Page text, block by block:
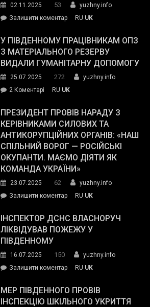
02.11.2025 53
yuzhny.info
Залишити коментарon
завойовує
симпатії
виборців
The
Street
Journal.
RU UK
У ПІВДЕННОМУ ПРАЦІВНИКАМ ОПЗ
З МАТЕРІАЛЬНОГО РЕЗЕРВУ
ВИДАЛИ ГУМАНІТАРНУ ДОПОМОГУ
25.07.2025 272
yuzhny.info
2 Коментарі
Південному
працівникам
ОПЗ
з
матеріального
резерву
гуманітарну
допомогу
RU UK
ПРЕЗИДЕНТ ПРОВІВ НАРАДУ З
КЕРІВНИКАМИ СИЛОВИХ ТА
АНТИКОРУПЦІЙНИХ ОРГАНІВ: «НАШ
СПІЛЬНИЙ ВОРОГ — РОСІЙСЬКІ
ОКУПАНТИ. МАЄМО ДІЯТИ ЯК
КОМАНДА УКРАЇНИ»
23.07.2025 62
yuzhny.info
Залишити коментарon
провів
нараду
силових
та
органів:
«Наш
RU UK
ІНСПЕКТОР ДСНС ВЛАСНОРУЧ
ЛІКВІДУВАВ ПОЖЕЖУ У
ПІВДЕННОМУ
16.07.2025 150
yuzhny.info
Залишити коментарon
ДСНС
власноруч
RU UK
МЕР ПІВДЕННОГО ПРОВІВ
ІНСПЕКЦІЮ ШКІЛЬНОГО УКРИТТЯ